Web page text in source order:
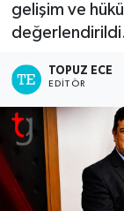
gelişim ve
TOPUZ ECE
EDITÖR